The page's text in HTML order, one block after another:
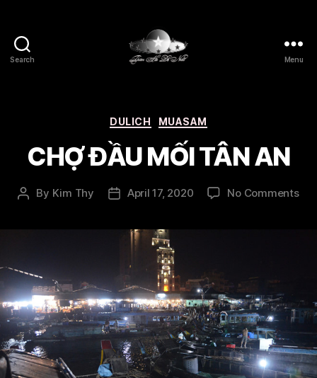
Search
Nhat
Menu
Categories
DULICH MUASAM
CHỢ ĐẦU MỐI TÂN AN
Post
By Kim Thy
PostApril 17, 2020 No Commentson